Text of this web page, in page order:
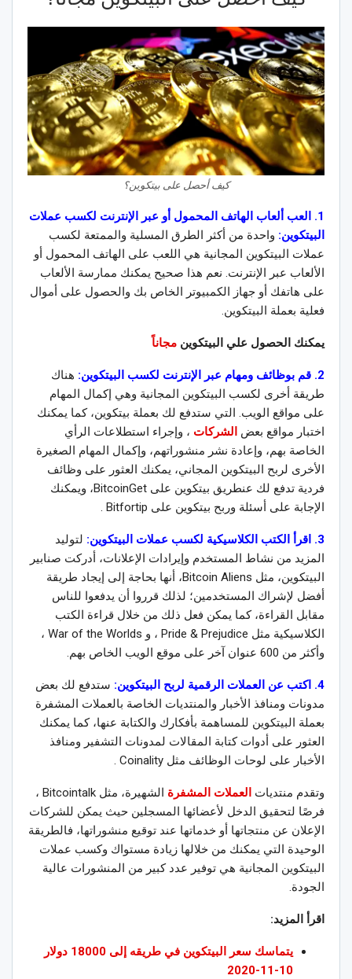
كيف أحصل على بيتكوين؟
1. العب ألعاب الهاتف المحمول أو عبر الإنترنت لكسب عملات
البيتكوين: واحدة من أكثر الطرق المسلية والممتعة لكسب
عملات البيتكوين المجانية هي اللعب على الهاتف المحمول أو
الألعاب عبر الإنترنت. نعم هذا صحيح يمكنك ممارسة الألعاب
على هاتفك أو جهاز الكمبيوتر الخاص بك والحصول على أموال
فعلية بعملة البيتكوين.
يمكنك الحصول علي البيتكوين مجاناً
2. قم بوظائف ومهام عبر الإنترنت لكسب البيتكوين:
هناك
طريقة أخرى لكسب البيتكوين المجانية وهي إكمال المهام
على مواقع الويب. التي ستدفع لك بعملة بيتكوين، كما يمكنك
اختبار مواقع بعض الشركات ، وإجراء استطلاعات الرأي
الخاصة بهم، وإعادة نشر منشوراتهم، وإكمال المهام الصغيرة
الأخرى لربح البيتكوين المجاني، يمكنك العثور على وظائف
فردية تدفع لك عنطريق بيتكوين على BitcoinGet، ويمكنك
الإجابة على أسئلة وربح بيتكوين على Bitfortip .
3. اقرأ الكتب الكلاسيكية لكسب عملات البيتكوين:
لتوليد
المزيد من نشاط المستخدم وإيرادات الإعلانات، أدركت صنابير
البيتكوين، مثل Bitcoin Aliens، أنها بحاجة إلى إيجاد طريقة
أفضل لإشراك المستخدمين؛ لذلك قرروا أن يدفعوا للناس
مقابل القراءة، كما يمكن فعل ذلك من خلال قراءة الكتب
الكلاسيكية مثل Pride & Prejudice ، و War of the Worlds ،
وأكثر من 600 عنوان آخر على موقع الويب الخاص بهم.
4. اكتب عن العملات الرقمية لربح البيتكوين:
ستدفع لك بعض
مدونات ومنافذ الأخبار والمنتديات الخاصة بالعملات المشفرة
بعملة البيتكوين للمساهمة بأفكارك والكتابة عنها، كما يمكنك
العثور على أدوات كتابة المقالات لمدونات التشفير ومنافذ
الأخبار على لوحات الوظائف مثل Coinality .
وتقدم منتديات العملات المشفرة
الشهيرة، مثل Bitcointalk ،
فرصًا لتحقيق الدخل لأعضائها المسجلين حيث يمكن للشركات
الإعلان عن منتجاتها أو خدماتها عند توقيع منشوراتها، فالطريقة
الوحيدة التي يمكنك من خلالها زيادة مستواك وكسب عملات
البيتكوين المجانية هي توفير عدد كبير من المنشورات عالية
الجودة.
اقرأ المزيد:
يتماسك سعر البيتكوين في طريقه إلى 18000 دولار
10-11-2020